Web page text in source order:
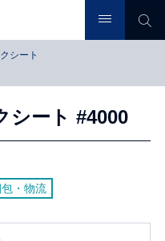
シート
シート #4000
・物流